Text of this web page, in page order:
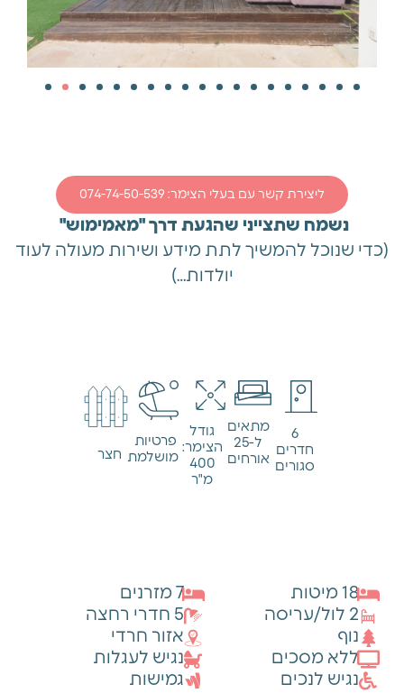
ליצירת קשר עם בעלי הצימר: 074-74-50-539
נשמח שתצייני שהגעת דרך "מאמימוש"
(כדי שנוכל להמשיך לתת מידע ושירות מעולה לעוד
יולדות…)
6
חדרים
סגורים
מתאים
ל-25
אורחים
גודל
הצימר:
400
מ"ר
פרטיות
מושלמת חצר
18 מיטות
7 מזרנים
2 לול/עריסה
5 חדרי רחצה
נוף
אזור חרדי
ללא מסכים
נגיש לעגלות
נגיש לנכים
גמישות